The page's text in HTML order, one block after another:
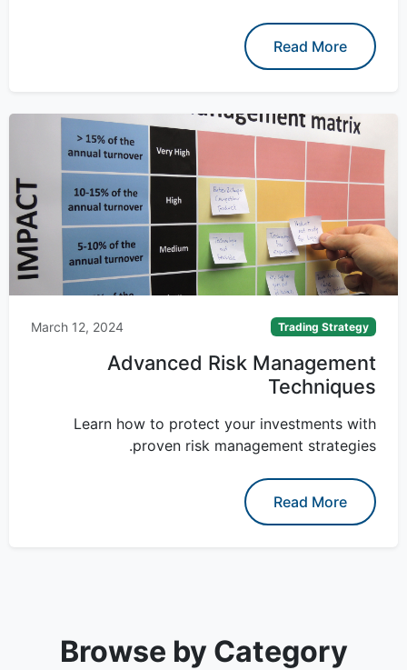
Read More
Trading Strategy
March 12, 2024
Advanced Risk Management
Techniques
Learn how to protect your investments with
proven risk management strategies.
Read More
Browse by Category